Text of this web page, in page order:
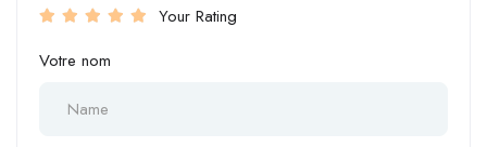
Your Rating
Votre nom